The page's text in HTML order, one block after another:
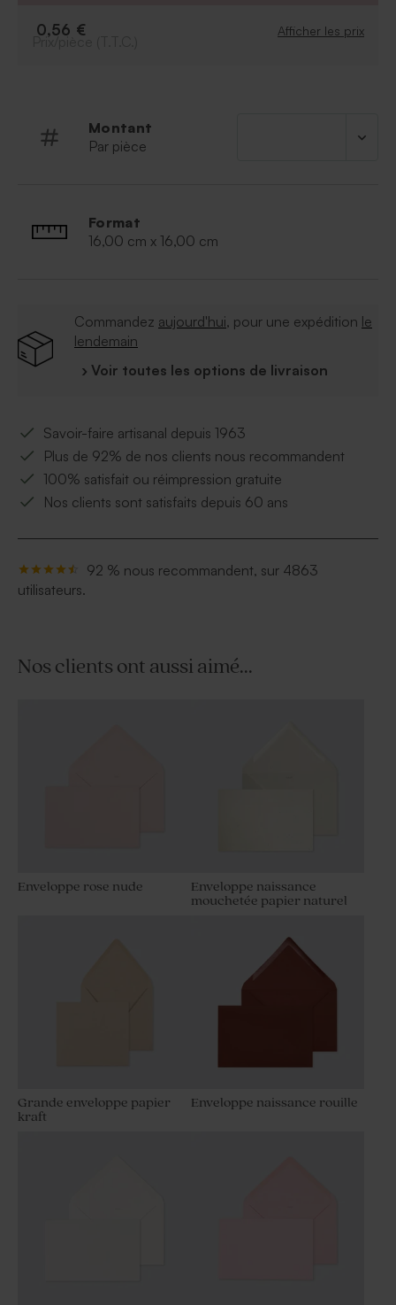
0,56 € Afficher les prix
Montant
Par pièce
Format
16,00 cm x 16,00 cm
Commandez aujourd'hui, pour une expédition le
lendemain
› Voir toutes les options de livraison
Savoir-faire artisanal depuis 1963
Plus de 92% de nos clients nous recommandent
100% satisfait ou réimpression gratuite
Nos clients sont satisfaits depuis 60 ans
92 % nous recommandent, sur 4863
utilisateurs.
Nos clients ont aussi aimé...
Enveloppe rose nude
Enveloppe naissance
mouchetée papier naturel
Grande enveloppe papier
kraft
Enveloppe naissance rouille